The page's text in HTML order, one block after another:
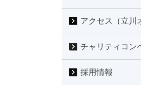
アクセス（立川
チャリティコン
採用情報